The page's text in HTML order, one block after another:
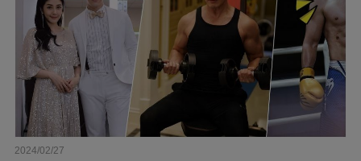
2024/02/27